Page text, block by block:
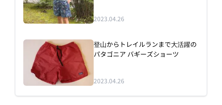
2023.04.26
登山からトレイルランまで大活躍の
パタゴニア バギーズショーツ
2023.04.26